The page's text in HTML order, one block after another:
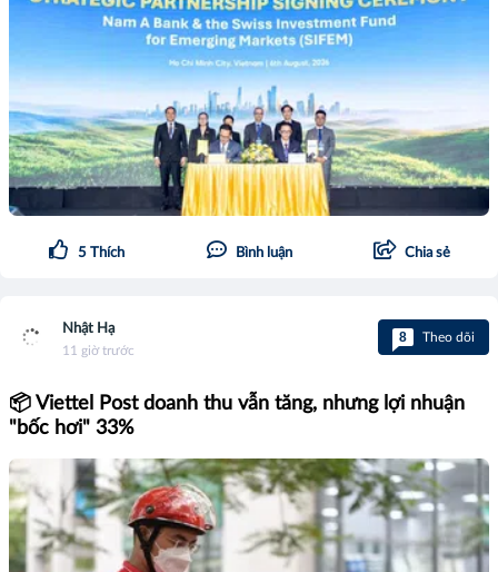
5 Thích Bình luận Chia sẻ
Nhật Hạ
11 giờ trước
8 Theo dõi
📦 Viettel Post doanh thu vẫn tăng, nhưng lợi nhuận
"bốc hơi" 33%